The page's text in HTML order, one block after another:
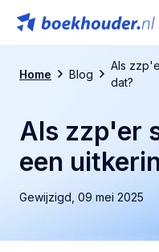
Home Blog
Als
dat?
Als zzp'er
een
Gewijzigd, 09 mei 2025